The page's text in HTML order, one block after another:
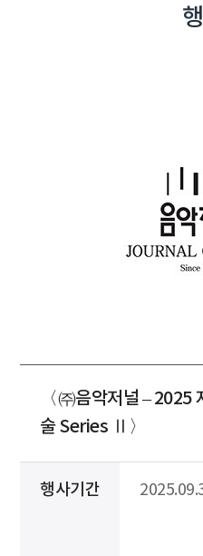
〈㈜음악저널 – 2025
술 Series Ⅱ〉
행사기간